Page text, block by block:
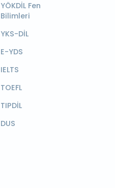
YÖKDİL Fen
Bilimleri
YKS-DİL
E-YDS
IELTS
TOEFL
TIPDİL
DUS